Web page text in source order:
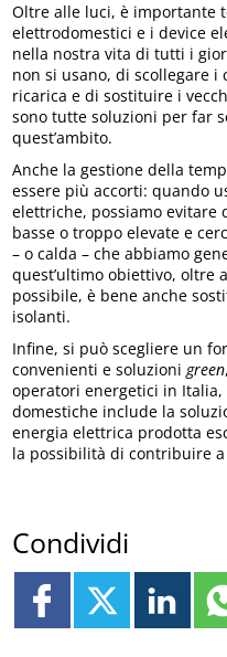
Oltre alle luci, è importante
elettrodomestici e i device
nella nostra vita di tutti i
non si usano, di scollegare
ricarica e di sostituire i
sono tutte soluzioni per far
quest’ambito.
Anche la gestione della
essere più accorti: quando
elettriche, possiamo
basse o troppo elevate e
– o calda – che abbiamo
quest’ultimo obiettivo, oltre
possibile, è bene anche
isolanti.
Infine, si può scegliere un
convenienti e soluzionigreen
operatori energetici in
domestiche include la
energia elettrica prodotta
la possibilità di contribuire
Condividi